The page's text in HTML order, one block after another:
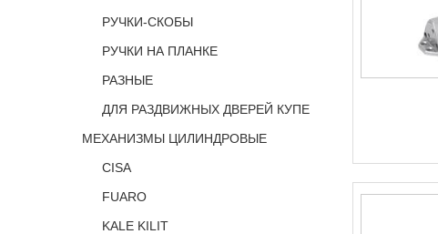
РУЧКИ-СКОБЫ
РУЧКИ НА ПЛАНКЕ
РАЗНЫЕ
ДЛЯ РАЗДВИЖНЫХ ДВЕРЕЙ КУПЕ
МЕХАНИЗМЫ ЦИЛИНДРОВЫЕ
CISA
FUARO
KALE KILIT